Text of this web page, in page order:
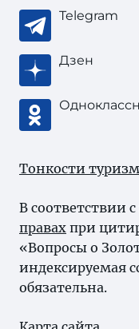
Telegram
Дзен
Тонкости
В соответствии
правах при
«Вопросы о
индексируемая
обязательна.